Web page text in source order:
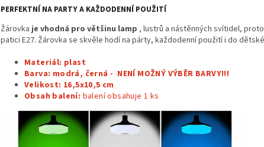
PERFEKTNÍ NA PARTY A KAŽDODENNÍ POUŽITÍ
Žárovka je vhodná pro většinu lamp , lustrů a nástěnných svítidel,
patici E27. Žárovka se skvěle hodí na párty, každodenní použití i do
Materiál: plast
Barva: modrá, černá - NENÍ MOŽNÝ VÝBĚR BARVY!!!
Velikost: 16,5x10,5 cm
Obsah balení: balení obsahuje 1 ks